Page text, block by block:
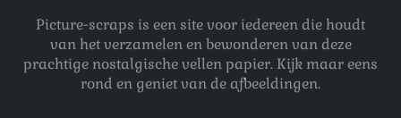
Picture-scraps is een site voor iedereen die houdt
van het verzamelen en bewonderen van deze
prachtige nostalgische vellen papier. Kijk maar eens
rond en geniet van de afbeeldingen.